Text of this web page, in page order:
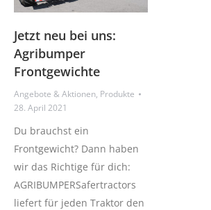
Jetzt neu bei uns:
Agribumper
Frontgewichte
Angebote & Aktionen, Produkte
28. April 2021
Du brauchst ein
Frontgewicht? Dann haben
wir das Richtige für dich:
AGRIBUMPERSafertractors
liefert für jeden Traktor den